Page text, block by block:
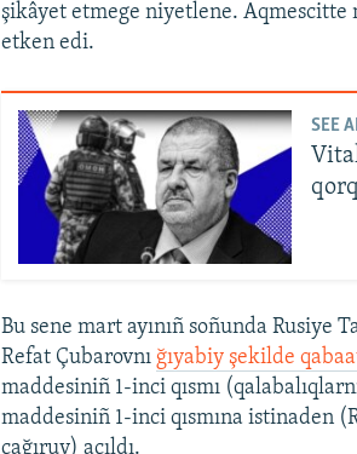
şikâyet etmege niyetlene. Aqmescitte
etken edi.
SEE
Bu sene mart ayınıñ soñunda
Refat Çubarovnığıyabiy şekilde
maddesiniñ 1-inci qısmı
maddesiniñ 1-inci qısmına istinaden
çağıruv) açıldı.